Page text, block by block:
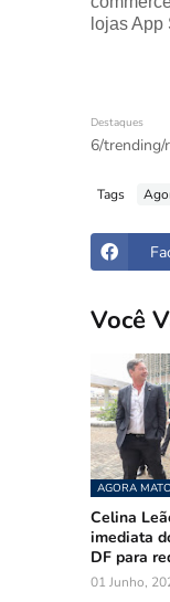
lojas App
Destaques
6/trending/
Tags
Você
AGORA
Celina
imediata
DF para
01 Junho,